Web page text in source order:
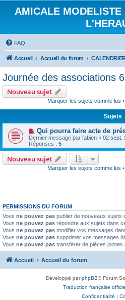
AMICALE
FAQ
Accueil Accueil du forum
Journée des associations
Nouveau sujet
Marquer les sujets comme lus
Sujets
Qui pourra faire acte de
Dernier message par fabien « 02 sept.
Réponses : 5
Nouveau sujet
Marquer les sujets comme lus
PERMISSIONS DU FORUM
Vous ne pouvez pas publier de nouveaux sujets
Vous ne pouvez pas répondre aux sujets dans
Vous ne pouvez pas modifier vos messages
Vous ne pouvez pas supprimer vos messages
Vous ne pouvez pas transférer de pièces jointes
Accueil Accueil du forum
Développé parphpBB® Forum
Traduction française
Confidentialité |